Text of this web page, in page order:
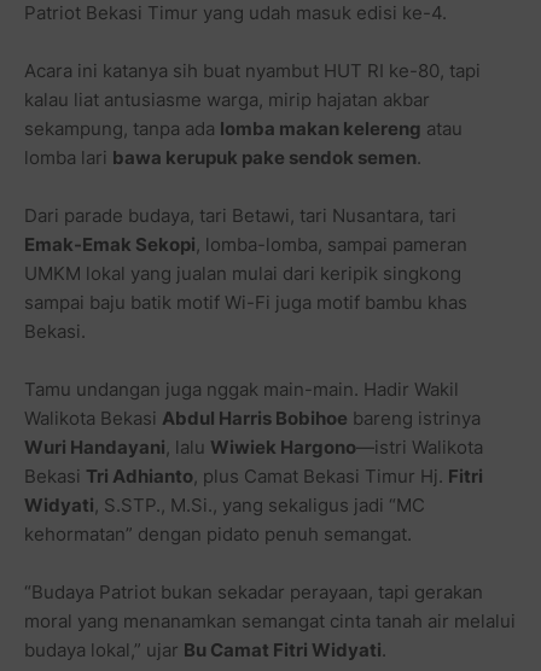
Patriot Bekasi Timur yang udah masuk edisi ke-4.
Acara ini katanya sih buat nyambut HUT RI ke-80, tapi
kalau liat antusiasme warga, mirip hajatan akbar
sekampung, tanpa ada lomba makan kelereng atau
lomba lari bawa kerupuk pake sendok semen.
Dari parade budaya, tari Betawi, tari Nusantara, tari
Emak-Emak Sekopi, lomba-lomba, sampai pameran
UMKM lokal yang jualan mulai dari keripik singkong
sampai baju batik motif Wi-Fi juga motif bambu khas
Bekasi.
Tamu undangan juga nggak main-main. Hadir Wakil
Walikota Bekasi Abdul Harris Bobihoe bareng istrinya
Wuri Handayani, lalu Wiwiek Hargono—istri Walikota
Bekasi Tri Adhianto, plus Camat Bekasi Timur Hj. Fitri
Widyati, S.STP., M.Si., yang sekaligus jadi “MC
kehormatan” dengan pidato penuh semangat.
“Budaya Patriot bukan sekadar perayaan, tapi gerakan
moral yang menanamkan semangat cinta tanah air melalui
budaya lokal,” ujar Bu Camat Fitri Widyati.